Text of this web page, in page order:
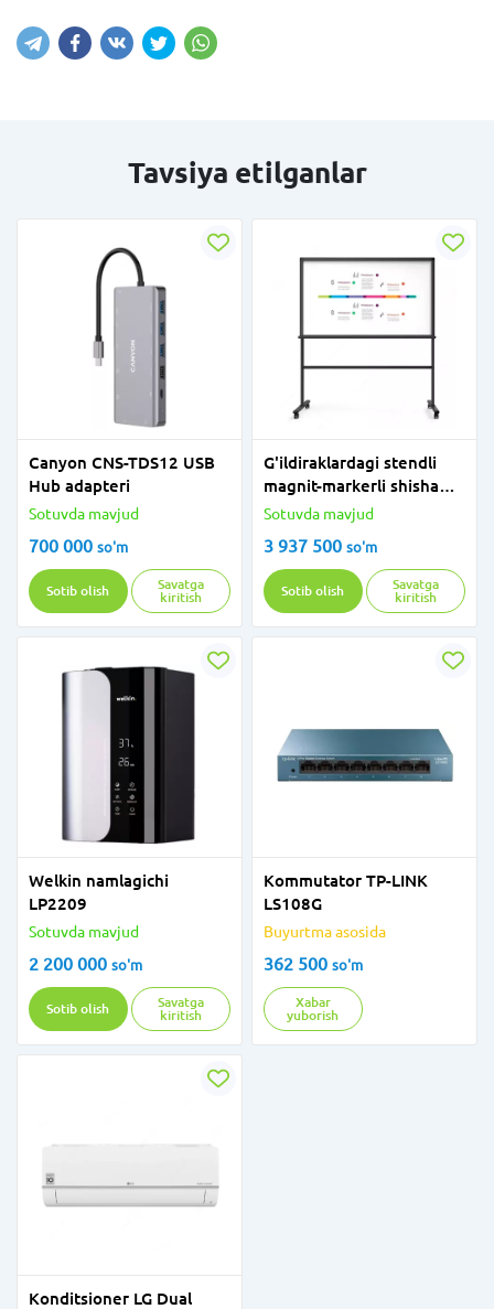
Tavsiya etilganlar
Canyon CNS-TDS12 USB
Hub adapteri
Sotuvda mavjud
700 000 so'm
Sotib olish
Savatga
kiritish
G'ildiraklardagi stendli
magnit-markerli shisha
taxta Deli 8740 100*150
Sotuvda mavjud
3 937 500 so'm
Sotib olish
Savatga
kiritish
Welkin namlagichi
LP2209
Sotuvda mavjud
2 200 000 so'm
Sotib olish
Savatga
kiritish
Kommutator TP-LINK
LS108G
Buyurtma asosida
362 500 so'm
Xabar
yuborish
Konditsioner LG Dual